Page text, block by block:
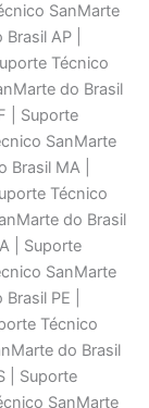
SanMarte
AP |
Técnico
do Brasil
| Suporte
SanMarte
MA |
Técnico
do Brasil
| Suporte
SanMarte
PE |
Técnico
do Brasil
| Suporte
SanMarte